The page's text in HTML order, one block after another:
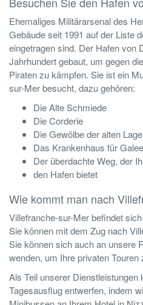
Ehemaliges Militärarsenal des
Gebäude seit 1991 auf der Liste
eingetragen sind. Der Hafen von
Jahrhundert gebaut, um gegen
Piraten zu kämpfen. Sie ist ein
sur-Mer besucht, dazu gehören:
Die Alte Schmiede
Die Corderie
Die Gewölbe der alten
Das Krankenhaus für
Der überdachte Weg, der
den Hafen bietet
Wie kommt man nach
Villefranche-sur-Mer befindet
Sie können mit dem Zug nach
Sie können sich auch an unsere
wenden, um Ihre privaten Touren
Als Teil unserer Dienstleistungen
Tagesausflug entwerfen, indem